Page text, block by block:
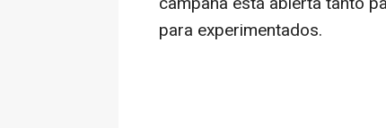
para experimentados.